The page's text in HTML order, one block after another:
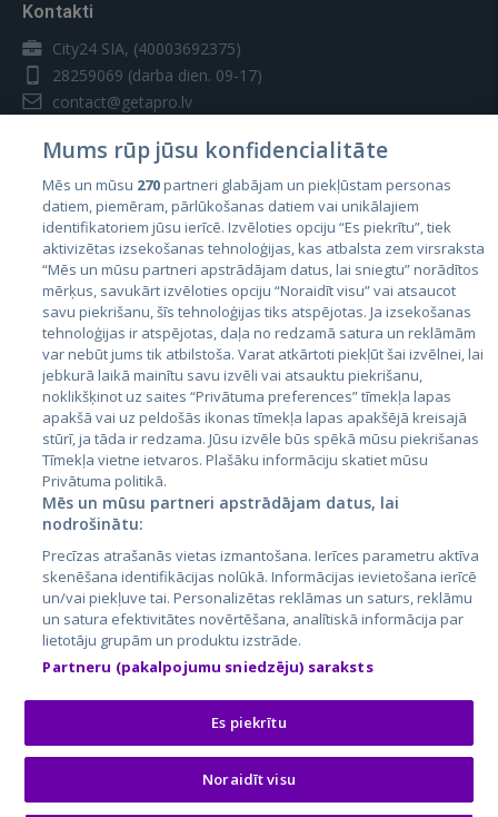
Kontakti
City24 SIA, (40003692375)
28259069 (darba dien. 09-17)
contact@getapro.lv
Valstis
Igaunija
Latvija
Lietuva
City24.lv
City24.ee
GetaPro.lv
GetaPro.ee
Skelbiu.lt
Autoplius.lt
Aruodas.lt
CVbankas.lt
Kainos.lt
Paslaugos.lt
auto24.ee
Osta.ee
KuldneBörs.ee
© 2026 GetaPro. Visas tiesības aizsargātas.
Mums rūp jūsu konfidencialitāte
Mēs un mūsu 270partneri glabājam un piekļūstam personas
datiem, piemēram, pārlūkošanas datiem vai unikālajiem
identifikatoriem jūsu ierīcē. Izvēloties opciju “Es piekrītu”, tiek
aktivizētas izsekošanas tehnoloģijas, kas atbalsta zem virsraksta
“Mēs un mūsu partneri apstrādājam datus, lai sniegtu” norādītos
mērķus, savukārt izvēloties opciju “Noraidīt visu” vai atsaucot
savu piekrišanu, šīs tehnoloģijas tiks atspējotas. Ja izsekošanas
tehnoloģijas ir atspējotas, daļa no redzamā satura un reklāmām
var nebūt jums tik atbilstoša. Varat atkārtoti piekļūt šai izvēlnei, lai
jebkurā laikā mainītu savu izvēli vai atsauktu piekrišanu,
noklikšķinot uz saites “Privātuma preferences” tīmekļa lapas
apakšā vai uz peldošās ikonas tīmekļa lapas apakšējā kreisajā
stūrī, ja tāda ir redzama. Jūsu izvēle būs spēkā mūsu piekrišanas
Tīmekļa vietne ietvaros. Plašāku informāciju skatiet mūsu
Privātuma politikā.
Mēs un mūsu partneri apstrādājam datus, lai
nodrošinātu:
Precīzas atrašanās vietas izmantošana. Ierīces parametru aktīva
skenēšana identifikācijas nolūkā. Informācijas ievietošana ierīcē
un/vai piekļuve tai. Personalizētas reklāmas un saturs, reklāmu
un satura efektivitātes novērtēšana, analītiskā informācija par
lietotāju grupām un produktu izstrāde.
Partneru (pakalpojumu sniedzēju) saraksts
Es piekrītu
Noraidīt visu